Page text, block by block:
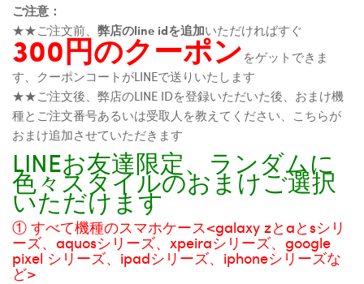
ご注意：
★★ご注文前、 弊店のline idを追加いただければすぐ
300円のクーポンをゲットできま
す、クーポンコートがLINEで送りいたします
★★ご注文後、弊店のLINE IDを登録いただいた後、おまけ機
種とご注文番号あるいは受取人を教えてください、こちらが
おまけ追加させていただきます
LINEお友達限定、ランダムに
色々スタイルのおまけご選択
いただけます
① すべて機種のスマホケース<galaxy zとaとsシリ
ーズ、aquosシリーズ、xpeiraシリーズ、google
pixel シリーズ、ipadシリーズ、iphoneシリーズな
ど>